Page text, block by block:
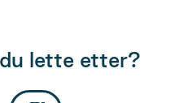
lette etter?